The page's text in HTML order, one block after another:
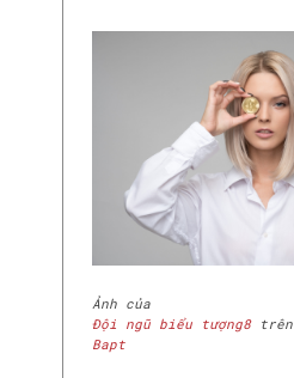
Ảnh của
Đội ngũ biểu tượng8trên
Bapt